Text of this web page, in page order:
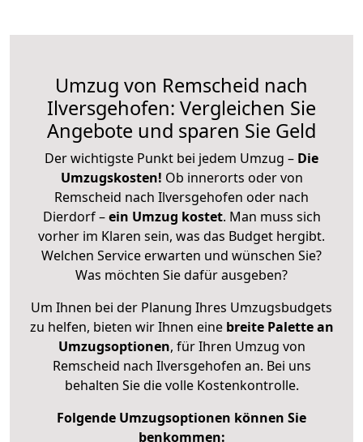
Umzug von Remscheid nach
Ilversgehofen: Vergleichen Sie
Angebote und sparen Sie Geld
Der wichtigste Punkt bei jedem Umzug – Die
Umzugskosten! Ob innerorts oder von
Remscheid nach Ilversgehofen oder nach
Dierdorf –ein Umzug kostet. Man muss sich
vorher im Klaren sein, was das Budget hergibt.
Welchen Service erwarten und wünschen Sie?
Was möchten Sie dafür ausgeben?
Um Ihnen bei der Planung Ihres Umzugsbudgets
zu helfen, bieten wir Ihnen eine breite Palette an
Umzugsoptionen, für Ihren Umzug von
Remscheid nach Ilversgehofen an. Bei uns
behalten Sie die volle Kostenkontrolle.
Folgende Umzugsoptionen können Sie
benkommen: